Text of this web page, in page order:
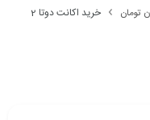
خرید اکانت دوتا 2